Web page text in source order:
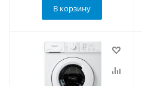
В корзину